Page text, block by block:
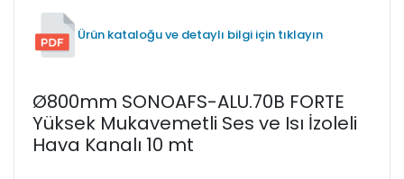
Ürün kataloğu ve detaylı bilgi için tıklayın
Ø800mm SONOAFS-ALU.70B FORTE
Yüksek Mukavemetli Ses ve Isı İzoleli
Hava Kanalı 10 mt